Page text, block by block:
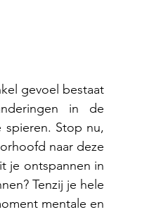
gevoel bestaat
in de
spieren. Stop nu,
naar deze
je ontspannen in
Tenzij je hele
mentale en